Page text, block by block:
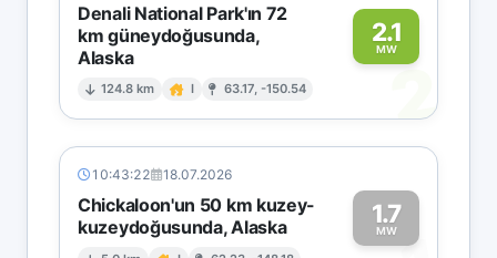
Denali National Park'ın 72
km güneydoğusunda,
Alaska
124.8 km I 63.17, -150.54
2.1
MW
2
10:43:22 18.07.2026
Chickaloon'un 50 km kuzey-
kuzeydoğusunda, Alaska
1.7
MW